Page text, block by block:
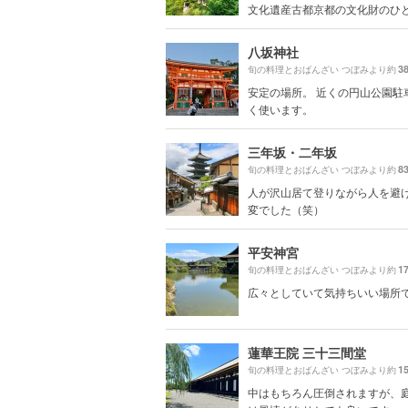
文化遺産古都京都の文化財のひ
八坂神社
旬の料理とおばんざい つぼみより約
安定の場所。 近くの円山公園駐
く使います。
三年坂・二年坂
旬の料理とおばんざい つぼみより約
人が沢山居て登りながら人を避
変でした（笑）
平安神宮
旬の料理とおばんざい つぼみより約
広々としていて気持ちいい場所
蓮華王院 三十三間堂
旬の料理とおばんざい つぼみより約
中はもちろん圧倒されますが、